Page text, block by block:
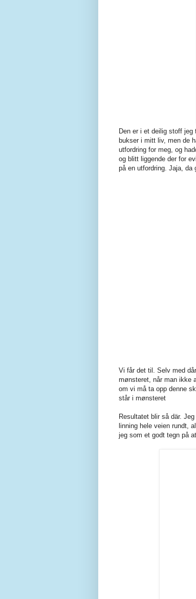
Den er i et deilig stoff
bukser i mitt liv, men de
utfordring for meg, og
og blitt liggende der for
på en utfordring. Jaja, da
Vi får det til. Selv med
mønsteret, når man ikke
om vi må ta opp denne
står i mønsteret
Resultatet blir så där.
linning hele veien rundt,
jeg som et godt tegn på